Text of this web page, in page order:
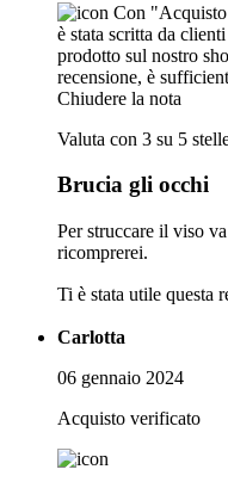
Con "Acquisto
è stata scritta da
prodotto sul nostro
recensione, è
Chiudere la nota
Valuta con 3 su 5
Brucia gli occhi
Per struccare il viso
ricomprerei.
Ti è stata utile questa
Carlotta
06 gennaio 2024
Acquisto verificato